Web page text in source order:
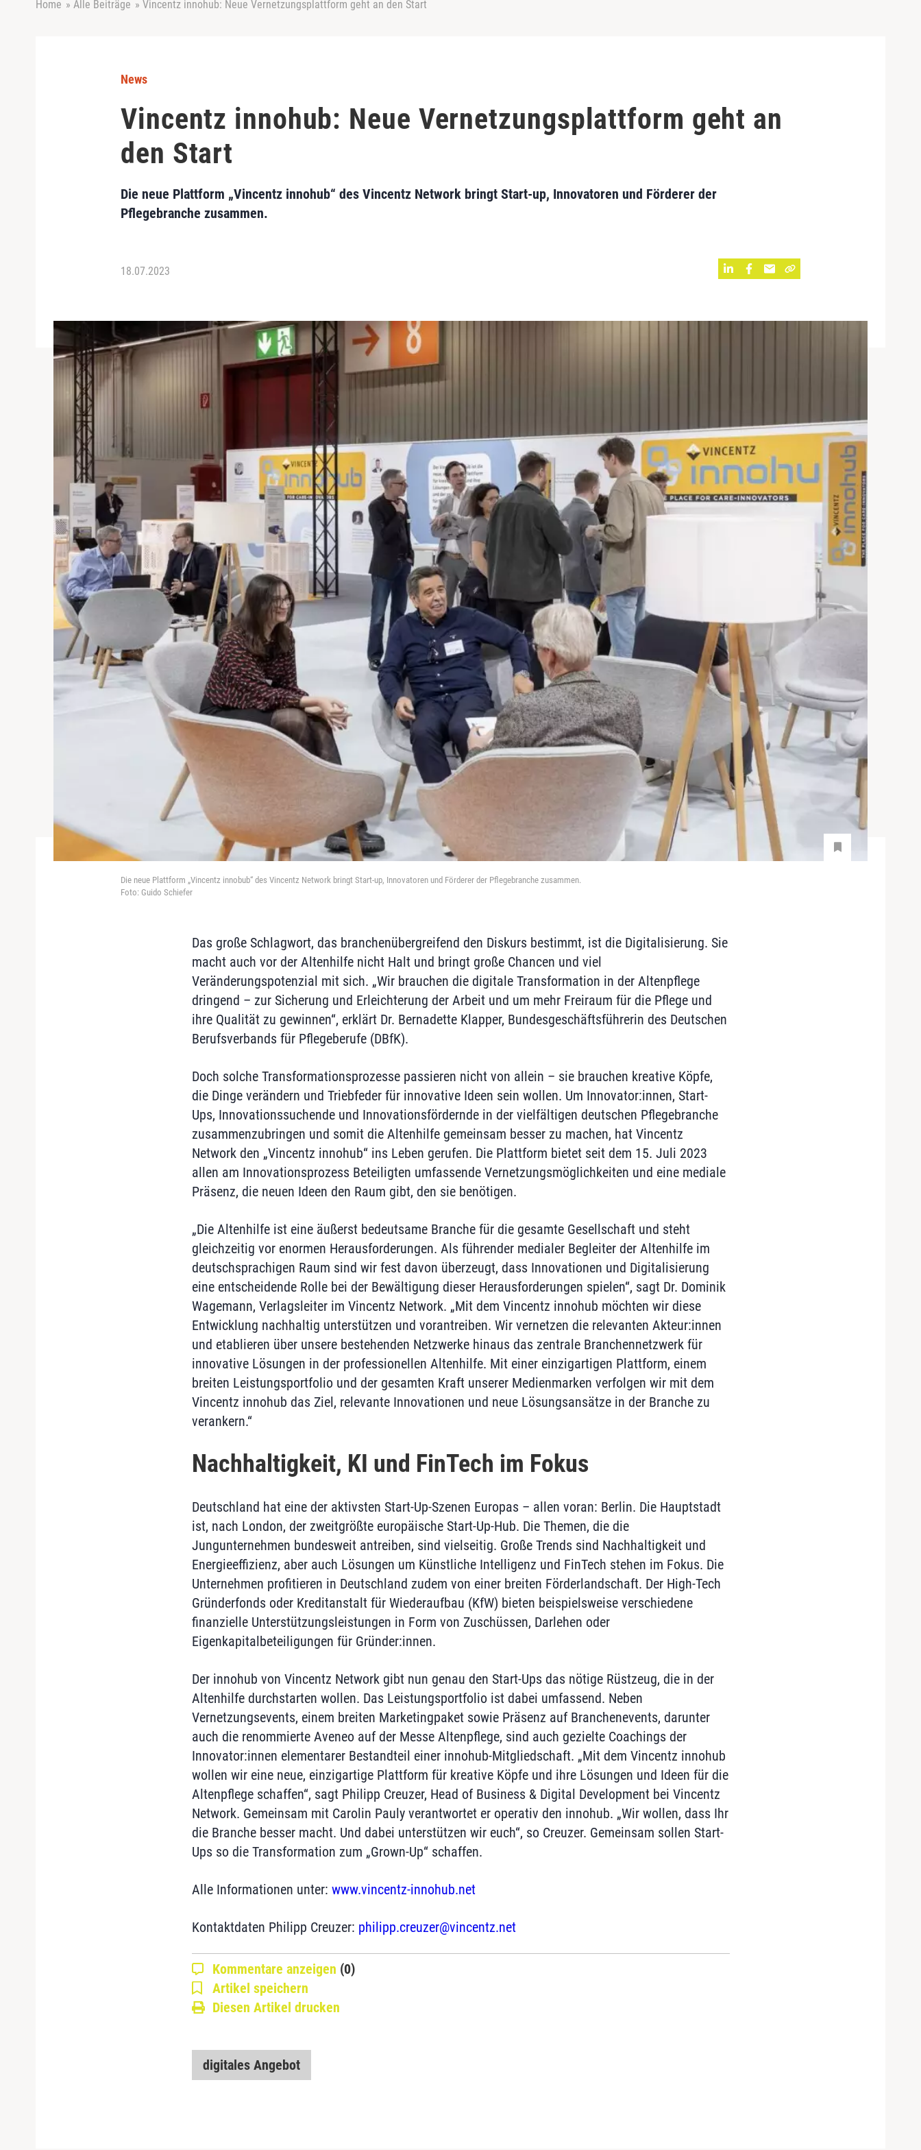
Home » Alle Beiträge » Vincentz innohub: Neue Vernetzungsplattform geht an den Start
News
Vincentz innohub: Neue Vernetzungsplattform geht an
den Start
Die neue Plattform „Vincentz innohub“ des Vincentz Network bringt Start-up, Innovatoren und Förderer der
Pflegebranche zusammen.
18.07.2023
Die neue Plattform „Vincentz innobub“ des Vincentz Network bringt Start-up, Innovatoren und Förderer der Pflegebranche zusammen.
Foto: Guido Schiefer
Das große Schlagwort, das branchenübergreifend den Diskurs bestimmt, ist die Digitalisierung. Sie
macht auch vor der Altenhilfe nicht Halt und bringt große Chancen und viel
Veränderungspotenzial mit sich. „Wir brauchen die digitale Transformation in der Altenpflege
dringend – zur Sicherung und Erleichterung der Arbeit und um mehr Freiraum für die Pflege und
ihre Qualität zu gewinnen“, erklärt Dr. Bernadette Klapper, Bundesgeschäftsführerin des Deutschen
Berufsverbands für Pflegeberufe (DBfK).
Doch solche Transformationsprozesse passieren nicht von allein – sie brauchen kreative Köpfe,
die Dinge verändern und Triebfeder für innovative Ideen sein wollen. Um Innovator:innen, Start-
Ups, Innovationssuchende und Innovationsfördernde in der vielfältigen deutschen Pflegebranche
zusammenzubringen und somit die Altenhilfe gemeinsam besser zu machen, hat Vincentz
Network den „Vincentz innohub“ ins Leben gerufen. Die Plattform bietet seit dem 15. Juli 2023
allen am Innovationsprozess Beteiligten umfassende Vernetzungsmöglichkeiten und eine mediale
Präsenz, die neuen Ideen den Raum gibt, den sie benötigen.
„Die Altenhilfe ist eine äußerst bedeutsame Branche für die gesamte Gesellschaft und steht
gleichzeitig vor enormen Herausforderungen. Als führender medialer Begleiter der Altenhilfe im
deutschsprachigen Raum sind wir fest davon überzeugt, dass Innovationen und Digitalisierung
eine entscheidende Rolle bei der Bewältigung dieser Herausforderungen spielen“, sagt Dr. Dominik
Wagemann, Verlagsleiter im Vincentz Network. „Mit dem Vincentz innohub möchten wir diese
Entwicklung nachhaltig unterstützen und vorantreiben. Wir vernetzen die relevanten Akteur:innen
und etablieren über unsere bestehenden Netzwerke hinaus das zentrale Branchennetzwerk für
innovative Lösungen in der professionellen Altenhilfe. Mit einer einzigartigen Plattform, einem
breiten Leistungsportfolio und der gesamten Kraft unserer Medienmarken verfolgen wir mit dem
Vincentz innohub das Ziel, relevante Innovationen und neue Lösungsansätze in der Branche zu
verankern.“
Nachhaltigkeit, KI und FinTech im Fokus
Deutschland hat eine der aktivsten Start-Up-Szenen Europas – allen voran: Berlin. Die Hauptstadt
ist, nach London, der zweitgrößte europäische Start-Up-Hub. Die Themen, die die
Jungunternehmen bundesweit antreiben, sind vielseitig. Große Trends sind Nachhaltigkeit und
Energieeffizienz, aber auch Lösungen um Künstliche Intelligenz und FinTech stehen im Fokus. Die
Unternehmen profitieren in Deutschland zudem von einer breiten Förderlandschaft. Der High-Tech
Gründerfonds oder Kreditanstalt für Wiederaufbau (KfW) bieten beispielsweise verschiedene
finanzielle Unterstützungsleistungen in Form von Zuschüssen, Darlehen oder
Eigenkapitalbeteiligungen für Gründer:innen.
Der innohub von Vincentz Network gibt nun genau den Start-Ups das nötige Rüstzeug, die in der
Altenhilfe durchstarten wollen. Das Leistungsportfolio ist dabei umfassend. Neben
Vernetzungsevents, einem breiten Marketingpaket sowie Präsenz auf Branchenevents, darunter
auch die renommierte Aveneo auf der Messe Altenpflege, sind auch gezielte Coachings der
Innovator:innen elementarer Bestandteil einer innohub-Mitgliedschaft. „Mit dem Vincentz innohub
wollen wir eine neue, einzigartige Plattform für kreative Köpfe und ihre Lösungen und Ideen für die
Altenpflege schaffen“, sagt Philipp Creuzer, Head of Business & Digital Development bei Vincentz
Network. Gemeinsam mit Carolin Pauly verantwortet er operativ den innohub. „Wir wollen, dass Ihr
die Branche besser macht. Und dabei unterstützen wir euch“, so Creuzer. Gemeinsam sollen Start-
Ups so die Transformation zum „Grown-Up“ schaffen.
Alle Informationen unter: www.vincentz-innohub.net
Kontaktdaten Philipp Creuzer: philipp.creuzer@vincentz.net
Kommentare anzeigen (0)
Artikel speichern
Diesen Artikel drucken
digitales Angebot